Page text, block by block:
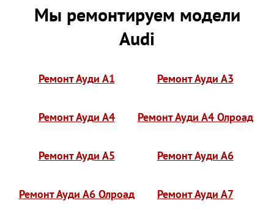
Мы ремонтируем модели
Audi
Ремонт Ауди А1 Ремонт Ауди А3
Ремонт Ауди А4 Ремонт Ауди А4 Олроад
Ремонт Ауди А5 Ремонт Ауди А6
Ремонт Ауди А6 Олроад Ремонт Ауди А7